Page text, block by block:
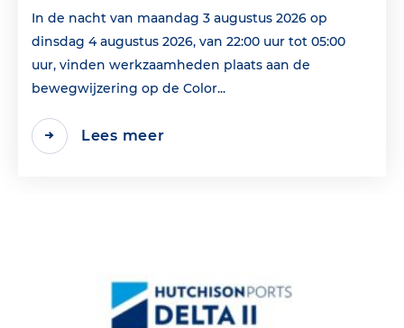
In de nacht van maandag 3 augustus 2026 op
dinsdag 4 augustus 2026, van 22:00 uur tot 05:00
uur, vinden werkzaamheden plaats aan de
bewegwijzering op de Color...
Lees meer